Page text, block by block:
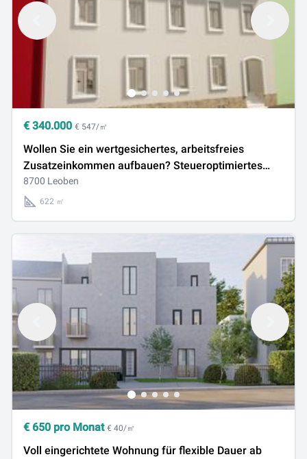
€ 340.000 € 547/㎡
Wollen Sie ein wertgesichertes, arbeitsfreies
Zusatzeinkommen aufbauen? Steueroptimiertes
Bauherrenmodell mitten in der Altstadt von Leoben
8700 Leoben
622 ㎡
€ 650 pro Monat € 40/㎡
Voll eingerichtete Wohnung für flexible Dauer ab